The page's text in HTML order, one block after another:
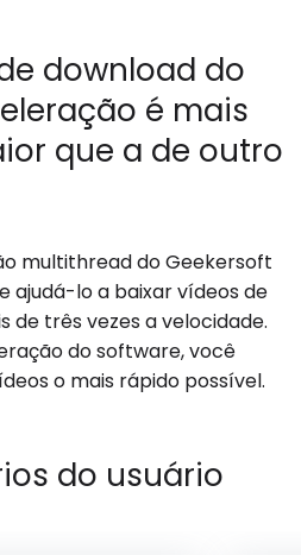
download do
é mais
que a de outro
multithread do Geekersoft
ajudá-lo a baixar vídeos de
de três vezes a velocidade.
do software, você
o mais rápido possível.
do usuário